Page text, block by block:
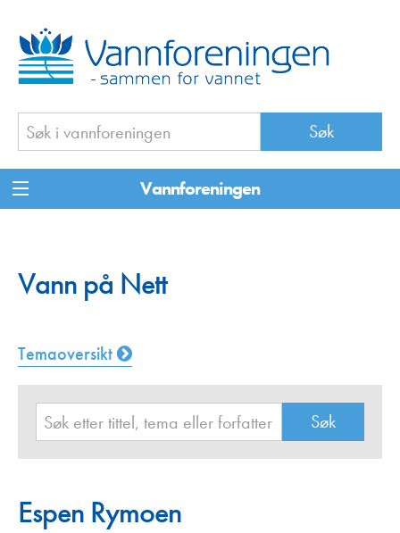
Vannforeningen
Vann på Nett
Temaoversikt
Espen Rymoen